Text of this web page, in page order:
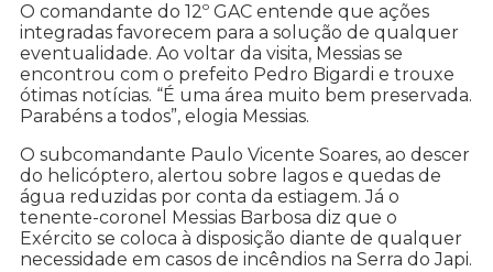
O comandante do 12º GAC entende que ações
integradas favorecem para a solução de qualquer
eventualidade. Ao voltar da visita, Messias se
encontrou com o prefeito Pedro Bigardi e trouxe
ótimas notícias. “É uma área muito bem preservada.
Parabéns a todos”, elogia Messias.
O subcomandante Paulo Vicente Soares, ao descer
do helicóptero, alertou sobre lagos e quedas de
água reduzidas por conta da estiagem. Já o
tenente-coronel Messias Barbosa diz que o
Exército se coloca à disposição diante de qualquer
necessidade em casos de incêndios na Serra do Japi.